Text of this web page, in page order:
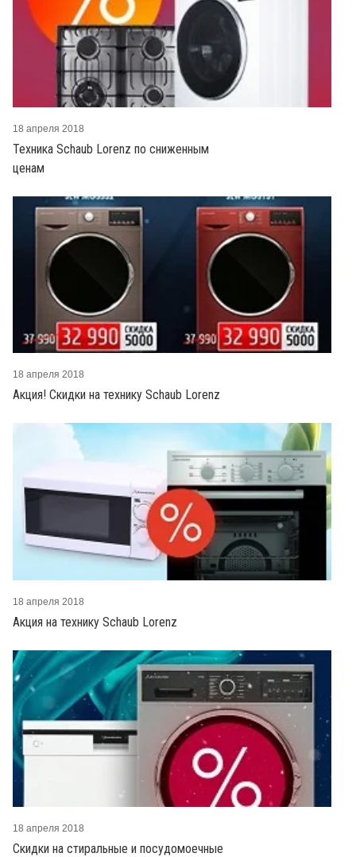
Техника Schaub Lorenz по сниженным
ценам
18 апреля 2018
Акция! Скидки на технику Schaub Lorenz
18 апреля 2018
Акция на технику Schaub Lorenz
18 апреля 2018
Скидки на стиральные и посудомоечные
18 апреля 2018